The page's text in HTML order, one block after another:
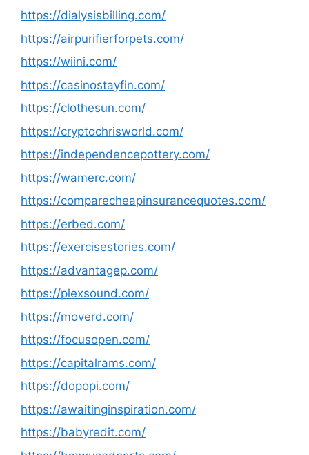
https://dialysisbilling.com/
https://airpurifierforpets.com/
https://wiini.com/
https://casinostayfin.com/
https://clothesun.com/
https://cryptochrisworld.com/
https://independencepottery.com/
https://wamerc.com/
https://comparecheapinsurancequotes.com/
https://erbed.com/
https://exercisestories.com/
https://advantagep.com/
https://plexsound.com/
https://moverd.com/
https://focusopen.com/
https://capitalrams.com/
https://dopopi.com/
https://awaitinginspiration.com/
https://babyredit.com/